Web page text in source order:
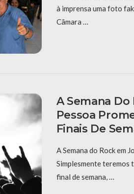
à imprensa uma foto
Câmara …
A Semana
Pessoa
Finais De
A Semana do Rock em
Simplesmente teremos
final de semana, …